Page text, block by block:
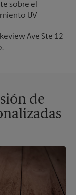
sobre el
UV
Ave Ste 12
de